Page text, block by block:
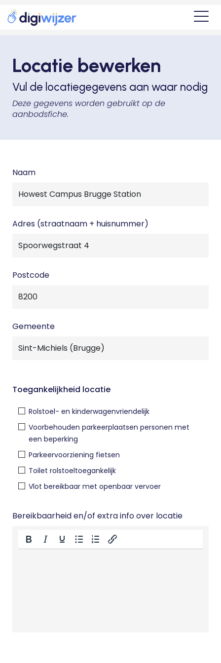
Locatie bewerken
Vul de locatiegegevens aan waar nodig
Deze gegevens worden gebruikt op de
aanbodsfiche.
Naam
Adres (straatnaam + huisnummer)
Postcode
Gemeente
Toegankelijkheid locatie
Rolstoel- en kinderwagenvriendelijk
Voorbehouden parkeerplaatsen personen met
een beperking
Parkeervoorziening fietsen
Toilet rolstoeltoegankelijk
Vlot bereikbaar met openbaar vervoer
Bereikbaarheid en/of extra info over locatie